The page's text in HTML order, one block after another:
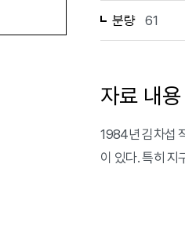
분량 61
자료 내용
1984년 김차섭
이 있다. 특히 지